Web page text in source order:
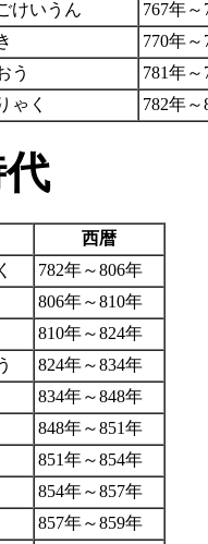
けいうん
767年～
770年～
う
781年～
ゃく 782年～
西暦
782年～806年
806年～810年
810年～824年
824年～834年
834年～848年
848年～851年
851年～854年
854年～857年
857年～859年